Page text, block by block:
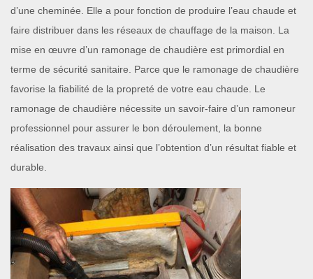
d’une cheminée. Elle a pour fonction de produire l’eau chaude et
faire distribuer dans les réseaux de chauffage de la maison. La
mise en œuvre d’un ramonage de chaudière est primordial en
terme de sécurité sanitaire. Parce que le ramonage de chaudière
favorise la fiabilité de la propreté de votre eau chaude. Le
ramonage de chaudière nécessite un savoir-faire d’un ramoneur
professionnel pour assurer le bon déroulement, la bonne
réalisation des travaux ainsi que l’obtention d’un résultat fiable et
durable.